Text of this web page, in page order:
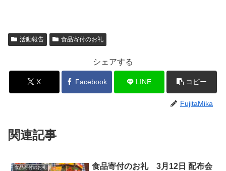
活動報告 食品寄付のお礼
シェアする
X Facebook LINE コピー
FujitaMika
関連記事
食品寄付のお礼 食品寄付のお礼 3月12日 配布会